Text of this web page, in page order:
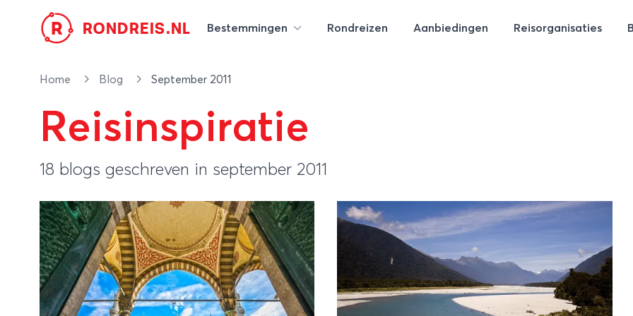
R RONDREIS.NL Bestemmingen Rondreizen Aanbiedingen Reisorganisaties
Home Blog September 2011
Reisinspiratie
18 blogs geschreven in september 2011